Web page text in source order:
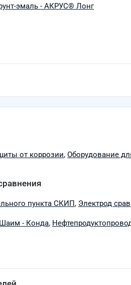
эмаль - АКРУС® Лонг
от коррозии, Оборудование
пункта СКИП, Электрод
- Конда,